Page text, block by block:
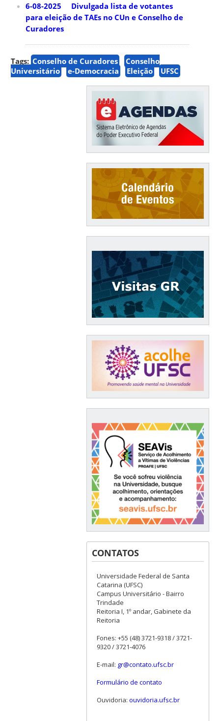
6-08-2025 Divulgada lista de votantes
para eleição de TAEs no CUn e Conselho de
Curadores
Tags: Conselho de Curadores
Conselho
Universitário
e-Democracia Eleição UFSC
CONTATOS
Universidade Federal de Santa
Catarina (UFSC)
Campus Universitário - Bairro
Trindade
Reitoria I, 1º andar, Gabinete da
Reitoria
Fones: +55 (48) 3721-9318 / 3721-
9320 / 3721-4076
E-mail: gr@contato.ufsc.br
Formulário de contato
Ouvidoria: ouvidoria.ufsc.br